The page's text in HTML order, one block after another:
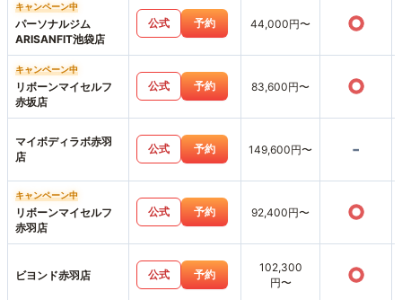
キャンペーン中
パーソナルジム
ARISANFIT池袋店
公式 予約 44,000円〜 ○
キャンペーン中
リボーンマイセルフ
赤坂店
公式 予約 83,600円〜 ○
マイボディラボ赤羽
店
公式 予約 149,600円〜 -
キャンペーン中
リボーンマイセルフ
赤羽店
公式 予約 92,400円〜 ○
ビヨンド赤羽店 公式 予約
102,300
円〜
○